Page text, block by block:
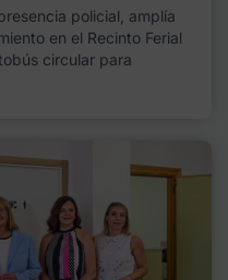
policial, amplía
en el Recinto Ferial
circular para